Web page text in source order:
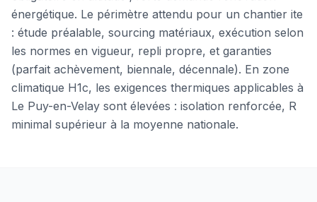
énergétique. Le périmètre attendu pour un chantier ite
: étude préalable, sourcing matériaux, exécution selon
les normes en vigueur, repli propre, et garanties
(parfait achèvement, biennale, décennale). En zone
climatique H1c, les exigences thermiques applicables à
Le Puy-en-Velay sont élevées : isolation renforcée, R
minimal supérieur à la moyenne nationale.